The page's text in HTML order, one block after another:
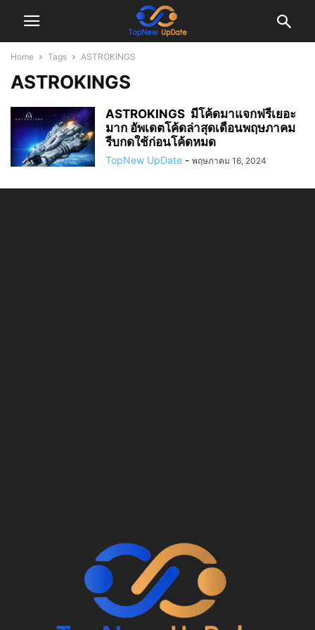
Home Tags ASTROKINGS
ASTROKINGS
ASTROKINGS มีโค้ดมาแจกฟรีเยอะ
มาก อัพเดตโค้ดล่าสุดเดือนพฤษภาคม
รีบกดใช้ก่อนโค้ดหมด
TopNew UpDate - พฤษภาคม 16, 2024